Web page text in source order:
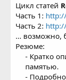
Цикл статей
Часть 1:
Часть 2:
... возможно,
Резюме:
- Кратко
памятью.
-